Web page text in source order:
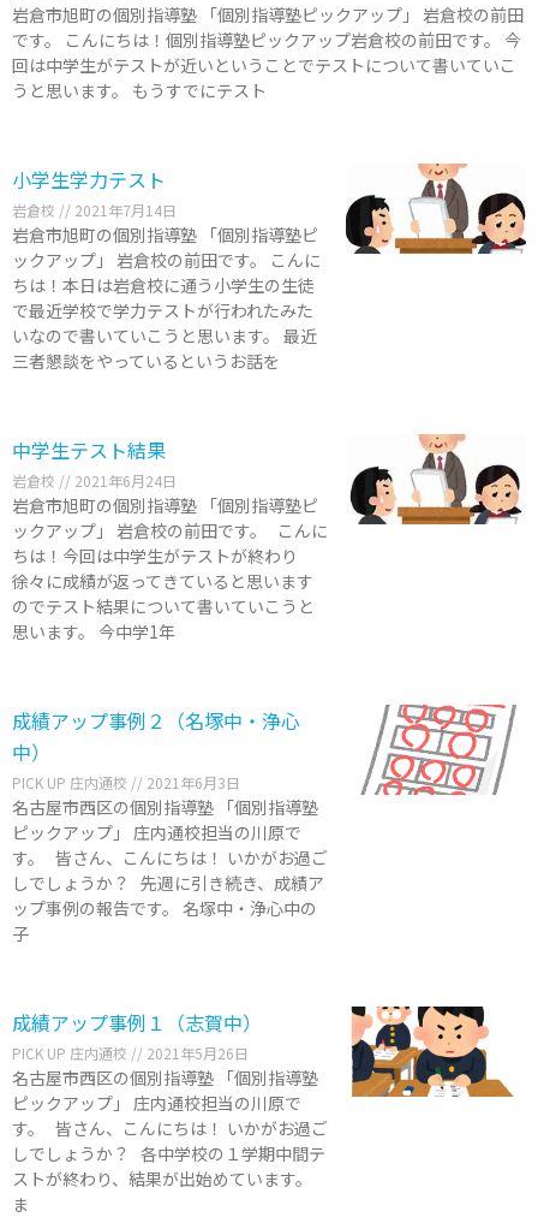
岩倉市旭町の個別指導塾 「個別指導塾ピックアップ」 岩倉校の前田
です。 こんにちは！個別指導塾ピックアップ岩倉校の前田です。 今
回は中学生がテストが近いということでテストについて書いていこ
うと思います。 もうすでにテスト
小学生学力テスト
岩倉校 2021年7月14日
岩倉市旭町の個別指導塾 「個別指導塾ピ
ックアップ」 岩倉校の前田です。 こんに
ちは！本日は岩倉校に通う小学生の生徒
で最近学校で学力テストが行われたみた
いなので書いていこうと思います。 最近
三者懇談をやっているというお話を
中学生テスト結果
岩倉校 2021年6月24日
岩倉市旭町の個別指導塾 「個別指導塾ピ
ックアップ」 岩倉校の前田です。 こんに
ちは！今回は中学生がテストが終わり
徐々に成績が返ってきていると思います
のでテスト結果について書いていこうと
思います。 今中学1年
成績アップ事例２（名塚中・浄心
中）
PICK UP 庄内通校 2021年6月3日
名古屋市西区の個別指導塾 「個別指導塾
ピックアップ」 庄内通校担当の川原で
す。 皆さん、こんにちは！ いかがお過ご
しでしょうか？ 先週に引き続き、成績ア
ップ事例の報告です。 名塚中・浄心中の
子
成績アップ事例１（志賀中）
PICK UP 庄内通校 2021年5月26日
名古屋市西区の個別指導塾 「個別指導塾
ピックアップ」 庄内通校担当の川原で
す。 皆さん、こんにちは！ いかがお過ご
しでしょうか？ 各中学校の１学期中間テ
ストが終わり、結果が出始めています。
ま